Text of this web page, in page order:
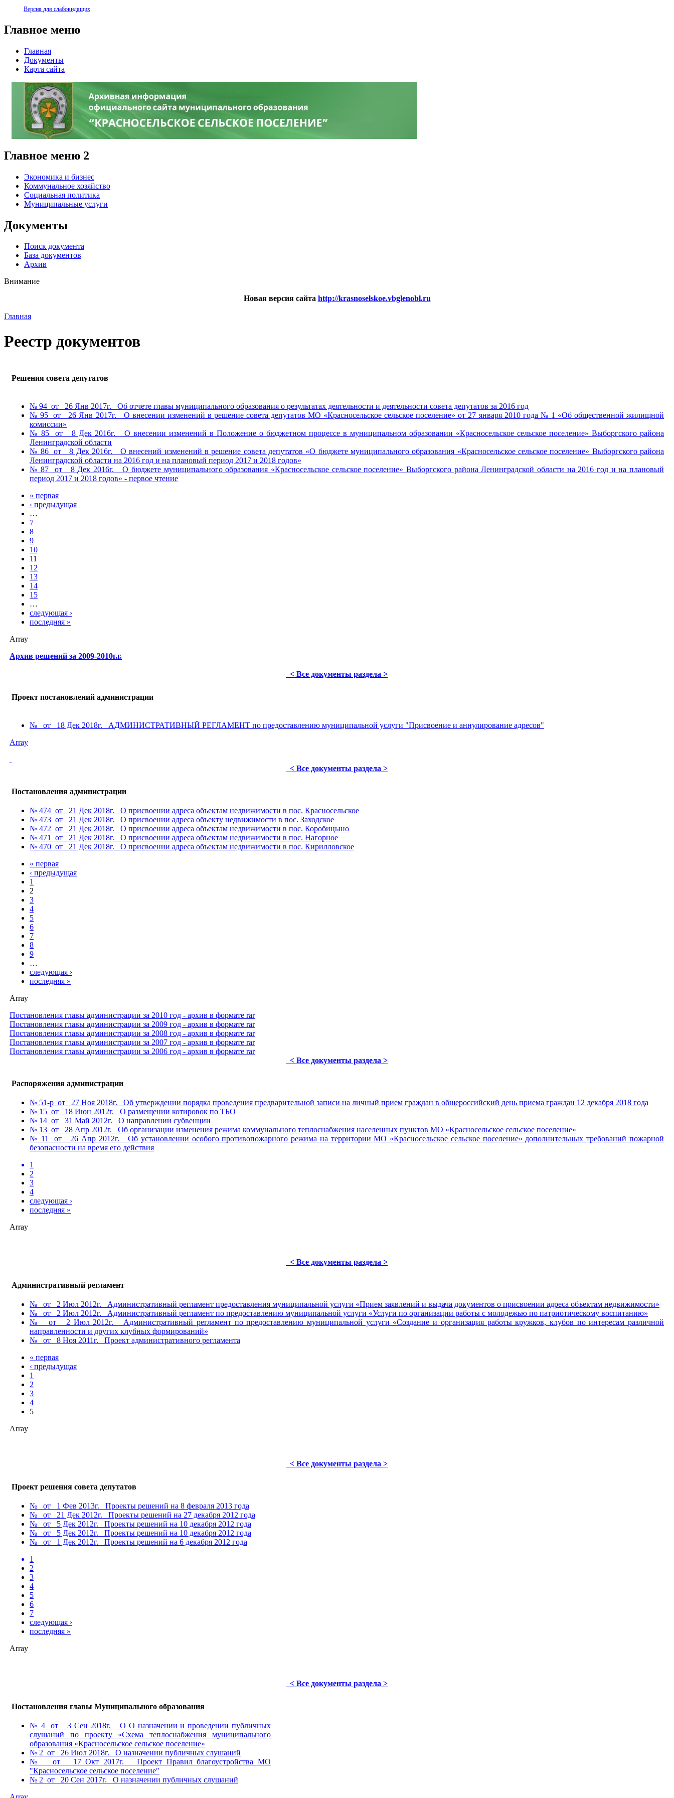
Версия для слабовидящих
Главное меню
Главная
Документы
Карта сайта
Главное меню 2
Экономика и бизнес
Коммунальное хозяйство
Социальная политика
Муниципальные услуги
Документы
Поиск документа
База документов
Архив
Внимание
Новая версия сайта http://krasnoselskoe.vbglenobl.ru
Главная
Реестр документов
Решения совета депутатов
№ 94 от 26 Янв 2017г. Об отчете главы муниципального образования о результатах деятельности и деятельности совета депутатов за 2016 год
№ 95 от 26 Янв 2017г. О внесении изменений в решение совета депутатов МО «Красносельское сельское поселение» от 27 января 2010 года № 1 «Об общественной жилищной
комиссии»
№ 85 от 8 Дек 2016г. О внесении изменений в Положение о бюджетном процессе в муниципальном образовании «Красносельское сельское поселение» Выборгского района
Ленинградской области
№ 86 от 8 Дек 2016г. О внесений изменений в решение совета депутатов «О бюджете муниципального образования «Красносельское сельское поселение» Выборгского района
Ленинградской области на 2016 год и на плановый период 2017 и 2018 годов»
№ 87 от 8 Дек 2016г. О бюджете муниципального образования «Красносельское сельское поселение» Выборгского района Ленинградской области на 2016 год и на плановый
период 2017 и 2018 годов» - первое чтение
« первая
‹ предыдущая
…
7
8
9
10
11
12
13
14
15
…
следующая ›
последняя »
Array
Архив решений за 2009-2010г.г.
< Все документы раздела >
Проект постановлений администрации
№ от 18 Дек 2018г. АДМИНИСТРАТИВНЫЙ РЕГЛАМЕНТ по предоставлению муниципальной услуги "Присвоение и аннулирование адресов"
Array
< Все документы раздела >
Постановления администрации
№ 474 от 21 Дек 2018г. О присвоении адреса объектам недвижимости в пос. Красносельское
№ 473 от 21 Дек 2018г. О присвоении адреса объекту недвижимости в пос. Заходское
№ 472 от 21 Дек 2018г. О присвоении адреса объектам недвижимости в пос. Коробицыно
№ 471 от 21 Дек 2018г. О присвоении адреса объектам недвижимости в пос. Нагорное
№ 470 от 21 Дек 2018г. О присвоении адреса объектам недвижимости в пос. Кирилловское
« первая
‹ предыдущая
1
2
3
4
5
6
7
8
9
…
следующая ›
последняя »
Array
Постановления главы администрации за 2010 год - архив в формате rar
Постановления главы администрации за 2009 год - архив в формате rar
Постановления главы администрации за 2008 год - архив в формате rar
Постановления главы администрации за 2007 год - архив в формате rar
Постановления главы администрации за 2006 год - архив в формате rar
< Все документы раздела >
Распоряжения администрации
№ 51-р от 27 Ноя 2018г. Об утверждении порядка проведения предварительной записи на личный прием граждан в общероссийский день приема граждан 12 декабря 2018 года
№ 15 от 18 Июн 2012г. О размещении котировок по ТБО
№ 14 от 31 Май 2012г. О направлении субвенции
№ 13 от 28 Апр 2012г. Об организации изменения режима коммунального теплоснабжения населенных пунктов МО «Красносельское сельское поселение»
№ 11 от 26 Апр 2012г. Об установлении особого противопожарного режима на территории МО «Красносельское сельское поселение» дополнительных требований пожарной
безопасности на время его действия
1
2
3
4
следующая ›
последняя »
Array
< Все документы раздела >
Административный регламент
№ от 2 Июл 2012г. Административный регламент предоставления муниципальной услуги «Прием заявлений и выдача документов о присвоении адреса объектам недвижимости»
№ от 2 Июл 2012г. Административный регламент по предоставлению муниципальной услуги «Услуги по организации работы с молодежью по патриотическому воспитанию»
№ от 2 Июл 2012г. Административный регламент по предоставлению муниципальной услуги «Создание и организация работы кружков, клубов по интересам различной
направленности и других клубных формирований»
№ от 8 Ноя 2011г. Проект административного регламента
« первая
‹ предыдущая
1
2
3
4
5
Array
< Все документы раздела >
Проект решения совета депутатов
№ от 1 Фев 2013г. Проекты решений на 8 февраля 2013 года
№ от 21 Дек 2012г. Проекты решений на 27 декабря 2012 года
№ от 5 Дек 2012г. Проекты решений на 10 декабря 2012 года
№ от 5 Дек 2012г. Проекты решений на 10 декабря 2012 года
№ от 1 Дек 2012г. Проекты решений на 6 декабря 2012 года
1
2
3
4
5
6
7
следующая ›
последняя »
Array
< Все документы раздела >
Постановления главы Муниципального образования
№ 4 от 3 Сен 2018г. О О назначении и проведении публичных
слушаний по проекту «Схема теплоснабжения муниципального
образования «Красносельское сельское поселение»
№ 2 от 26 Июл 2018г. О назначении публичных слушаний
№ от 17 Окт 2017г. Проект Правил благоустройства МО
"Красносельское сельское поселение"
№ 2 от 20 Сен 2017г. О назначении публичных слушаний